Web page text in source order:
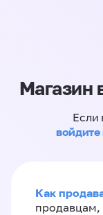
Магазин
Если
Как
продавцам,